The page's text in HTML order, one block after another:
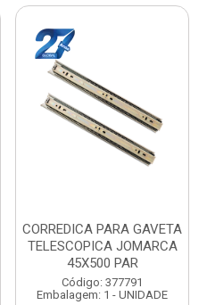
CORREDICA PARA GAVETA
TELESCOPICA JOMARCA
45X500 PAR
Código: 377791
Embalagem: 1 - UNIDADE